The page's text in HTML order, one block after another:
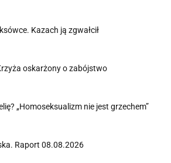
Kazach ją zgwałcił
oskarżony o zabójstwo
„Homoseksualizm nie jest grzechem”
Raport 08.08.2026